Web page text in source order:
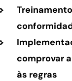
comprovar
às regras